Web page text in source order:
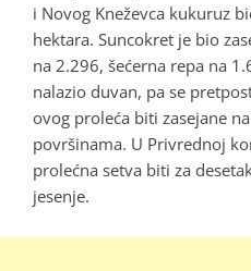
i Novog Kneževca kukuruz
hektara. Suncokret je bio
na 2.296, šećerna repa na
nalazio duvan, pa se
ovog proleća biti zasejane
površinama. U Privrednoj
prolećna setva biti za
jesenje.